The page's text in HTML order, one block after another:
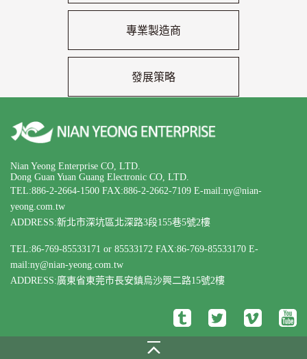
專業製造商
發展策略
Nian Yeong Enterprise CO, LTD.
Dong Guan Yuan Guang Electronic CO, LTD.
TEL:886-2-2664-1500 FAX:886-2-2662-7109 E-mail:ny@nian-
yeong.com.tw
ADDRESS:新北市深坑區北深路3段155巷5號2樓
TEL:86-769-85533171 or 85533172 FAX:86-769-85533170 E-
mail:ny@nian-yeong.com.tw
ADDRESS:廣東省東莞市長安鎮烏沙興二路15號2樓